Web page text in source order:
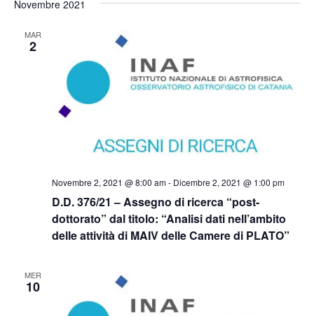
Novembre 2021
MAR
2
D.D. 376/21 – Assegno di ricerca “post-
dottorato” dal titolo: “Analisi dati nell’ambito
delle attività di MAIV delle Camere di PLATO”
Novembre 2, 2021 @ 8:00 am- Dicembre 2, 2021 @ 1:00 pm
MER
10